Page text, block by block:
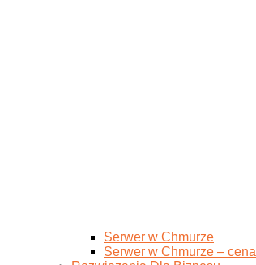
Serwer w Chmurze
Serwer w Chmurze – cena